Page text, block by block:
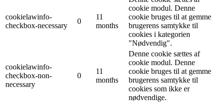
cookielawinfo-
checkbox-necessary
0
11
months
cookie modul. Denne
cookie bruges til at gemme
brugerens samtykke til
cookies i kategorien
"Nødvendig".
cookielawinfo-
checkbox-non-
necessary
0
11
months
Denne cookie sættes af
cookie modul. Denne
cookie bruges til at gemme
brugerens samtykke til
cookies som ikke er
nødvendige.